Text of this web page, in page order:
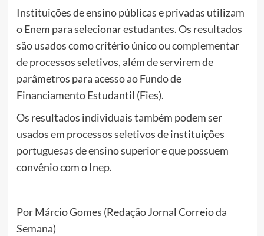
Instituições de ensino públicas e privadas utilizam
o Enem para selecionar estudantes. Os resultados
são usados como critério único ou complementar
de processos seletivos, além de servirem de
parâmetros para acesso ao Fundo de
Financiamento Estudantil (Fies).
Os resultados individuais também podem ser
usados em processos seletivos de instituições
portuguesas de ensino superior e que possuem
convênio com o Inep.
Por Márcio Gomes (Redação Jornal Correio da
Semana)